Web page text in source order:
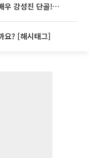
'2TV 생생정보' 오늘방송맛집- 배우 강성진 단골! 쌀국수ㆍ푸팟퐁 커리 맛집 '블○○○'
요? [해시태그]